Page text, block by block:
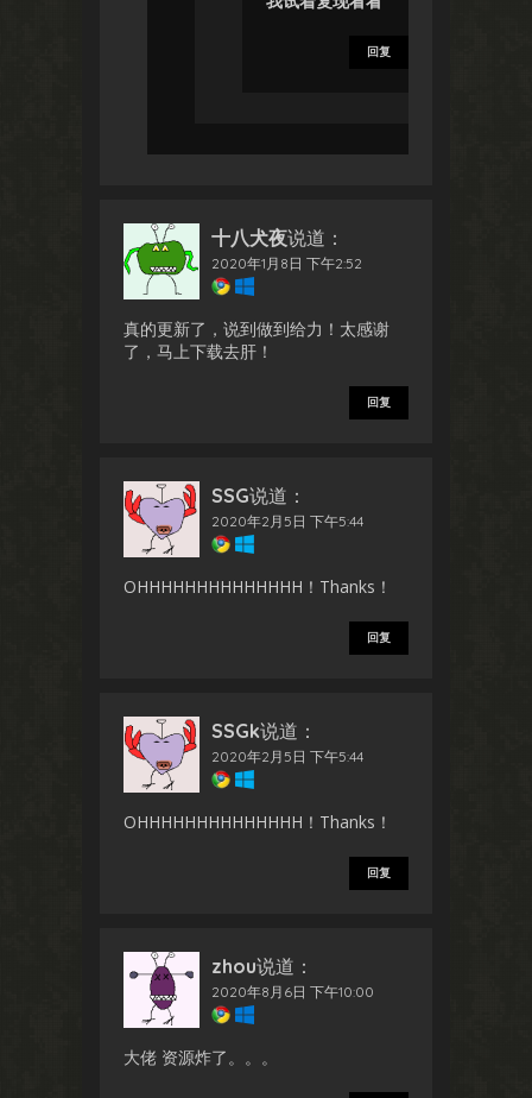
回复
十八犬夜说道：
2020年1月8日 下午2:52
真的更新了，说到做到给力！太感谢
了，马上下载去肝！
回复
SSG说道：
2020年2月5日 下午5:44
OHHHHHHHHHHHHHH！Thanks！
回复
SSGk说道：
2020年2月5日 下午5:44
OHHHHHHHHHHHHHH！Thanks！
回复
zhou说道：
2020年8月6日 下午10:00
大佬 资源炸了。。。